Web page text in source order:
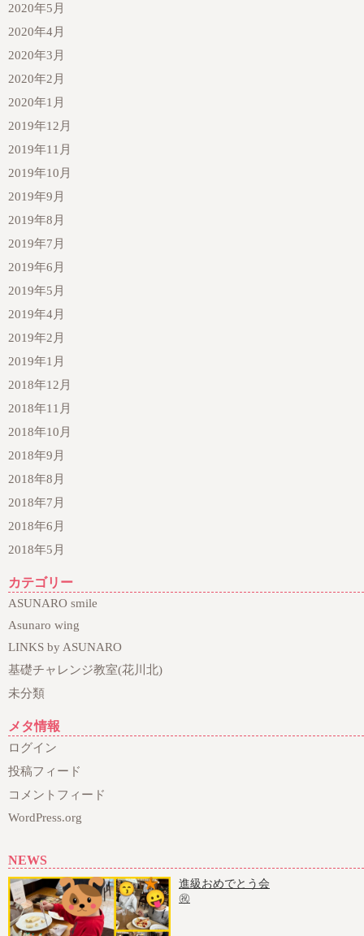
2020年5月
2020年4月
2020年3月
2020年2月
2020年1月
2019年12月
2019年11月
2019年10月
2019年9月
2019年8月
2019年7月
2019年6月
2019年5月
2019年4月
2019年2月
2019年1月
2018年12月
2018年11月
2018年10月
2018年9月
2018年8月
2018年7月
2018年6月
2018年5月
カテゴリー
ASUNARO smile
Asunaro wing
LINKS by ASUNARO
基礎チャレンジ教室(花川北)
未分類
メタ情報
ログイン
投稿フィード
コメントフィード
WordPress.org
NEWS
進級おめでとう会
㊗️